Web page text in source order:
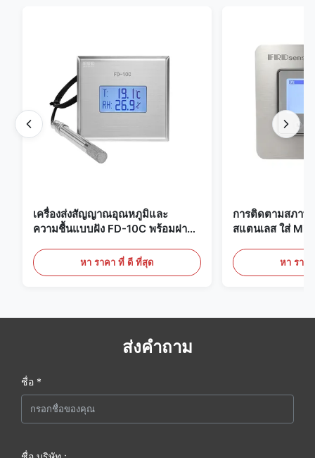
เครื่องส่งสัญญาณอุณหภูมิและ
ความชื้นแบบฝัง FD-10C พร้อมฝา
เลสสตีล 316Lหา ราคา ที่ ดี ที่สุด
การติดตามสภาพ
สแตนเลส ใส่
ทางการแพทย์ / ค
หา ราค
ส่งคำถาม
ชื่อ *